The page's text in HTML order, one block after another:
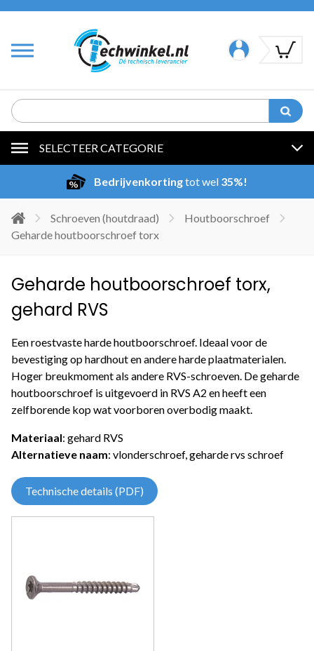
SELECTEER CATEGORIE
Bedrijvenkortingtot wel 35%!
Schroeven (houtdraad)
Houtboorschroef
Geharde houtboorschroef torx
Geharde houtboorschroef torx,
gehard RVS
Een roestvaste harde houtboorschroef. Ideaal voor de
bevestiging op hardhout en andere harde plaatmaterialen.
Hoger breukmoment als andere RVS-schroeven. De geharde
houtboorschroef is uitgevoerd in RVS A2 en heeft een
zelfborende kop wat voorboren overbodig maakt.
Materiaal: gehard RVS
Alternatieve naam: vlonderschroef, geharde rvs schroef
Technische details (PDF)